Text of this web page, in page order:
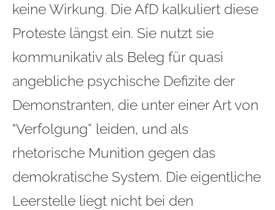
keine Wirkung. Die AfD kalkuliert diese
Proteste längst ein. Sie nutzt sie
kommunikativ als Beleg für quasi
angebliche psychische Defizite der
Demonstranten, die unter einer Art von
"Verfolgung“ leiden, und als
rhetorische Munition gegen das
demokratische System. Die eigentliche
Leerstelle liegt nicht bei den